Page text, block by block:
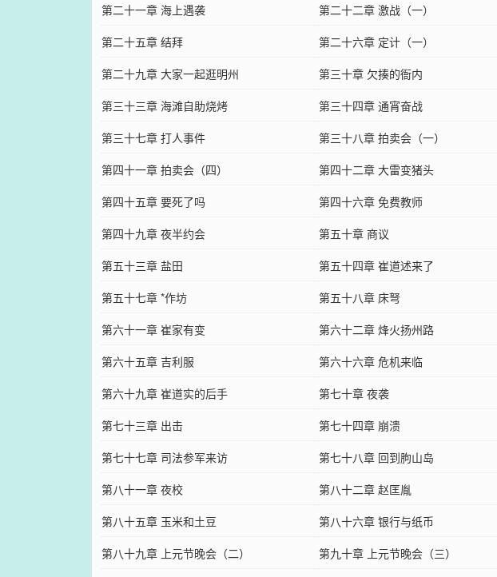
第二十一章 海上遇袭
第二十二章 激战（一）
第二十五章 结拜
第二十六章 定计（一）
第二十九章 大家一起逛明州
第三十章 欠揍的衙内
第三十三章 海滩自助烧烤
第三十四章 通宵奋战
第三十七章 打人事件
第三十八章 拍卖会（一）
第四十一章 拍卖会（四）
第四十二章 大雷变猪头
第四十五章 要死了吗
第四十六章 免费教师
第四十九章 夜半约会
第五十章 商议
第五十三章 盐田
第五十四章 崔道述来了
第五十七章 *作坊
第五十八章 床弩
第六十一章 崔家有变
第六十二章 烽火扬州路
第六十五章 吉利服
第六十六章 危机来临
第六十九章 崔道实的后手
第七十章 夜袭
第七十三章 出击
第七十四章 崩溃
第七十七章 司法参军来访
第七十八章 回到朐山岛
第八十一章 夜校
第八十二章 赵匡胤
第八十五章 玉米和土豆
第八十六章 银行与纸币
第八十九章 上元节晚会（二）
第九十章 上元节晚会（三）